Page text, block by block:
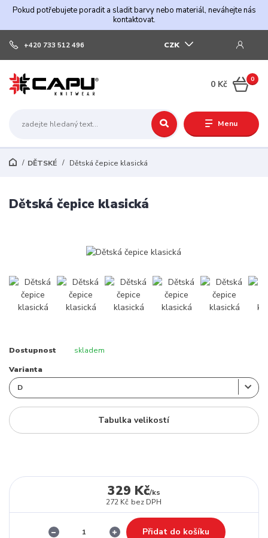
Pokud potřebujete poradit a sladit barvy nebo materiál, neváhejte nás
kontaktovat.
Menu
CZK
+420 733 512 496
0
0 Kč
DĚTSKÉ Dětská čepice klasická
Dětská čepice klasická
Dostupnost skladem
Varianta
Tabulka velikostí
329 Kč/ks
272 Kč bez DPH
Přidat do košíku